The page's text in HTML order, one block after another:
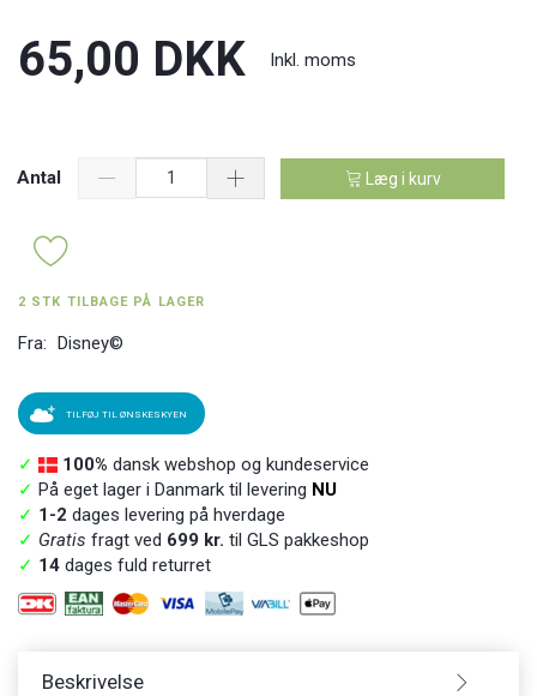
65,00 DKK Inkl. moms
Antal Læg i kurv
2 STK TILBAGE PÅ LAGER
Fra: Disney©
TILFØJ TIL ØNSKESKYEN
✓ 100% dansk webshop og kundeservice
✓ På eget lager i Danmark til levering NU
✓ 1-2 dages levering på hverdage
✓ Gratis fragt ved 699 kr. til GLS pakkeshop
✓ 14 dages fuld returret
Beskrivelse